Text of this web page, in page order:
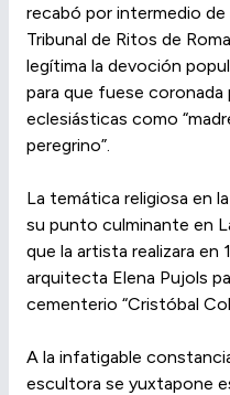
recabó por intermedio
Tribunal de Ritos de
legítima la devoción
para que fuese coronada
eclesiásticas como
peregrino”.
La temática religiosa en
su punto culminante en
que la artista realizara en
arquitecta Elena Pujols
cementerio “Cristóbal
A la infatigable
escultora se yuxtapone